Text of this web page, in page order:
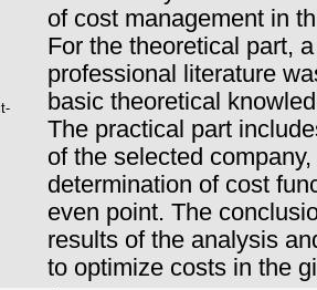
of cost management in
For the theoretical part,
professional literature
basic theoretical
The practical part
of the selected
determination of cost
even point. The
results of the analysis
to optimize costs in the